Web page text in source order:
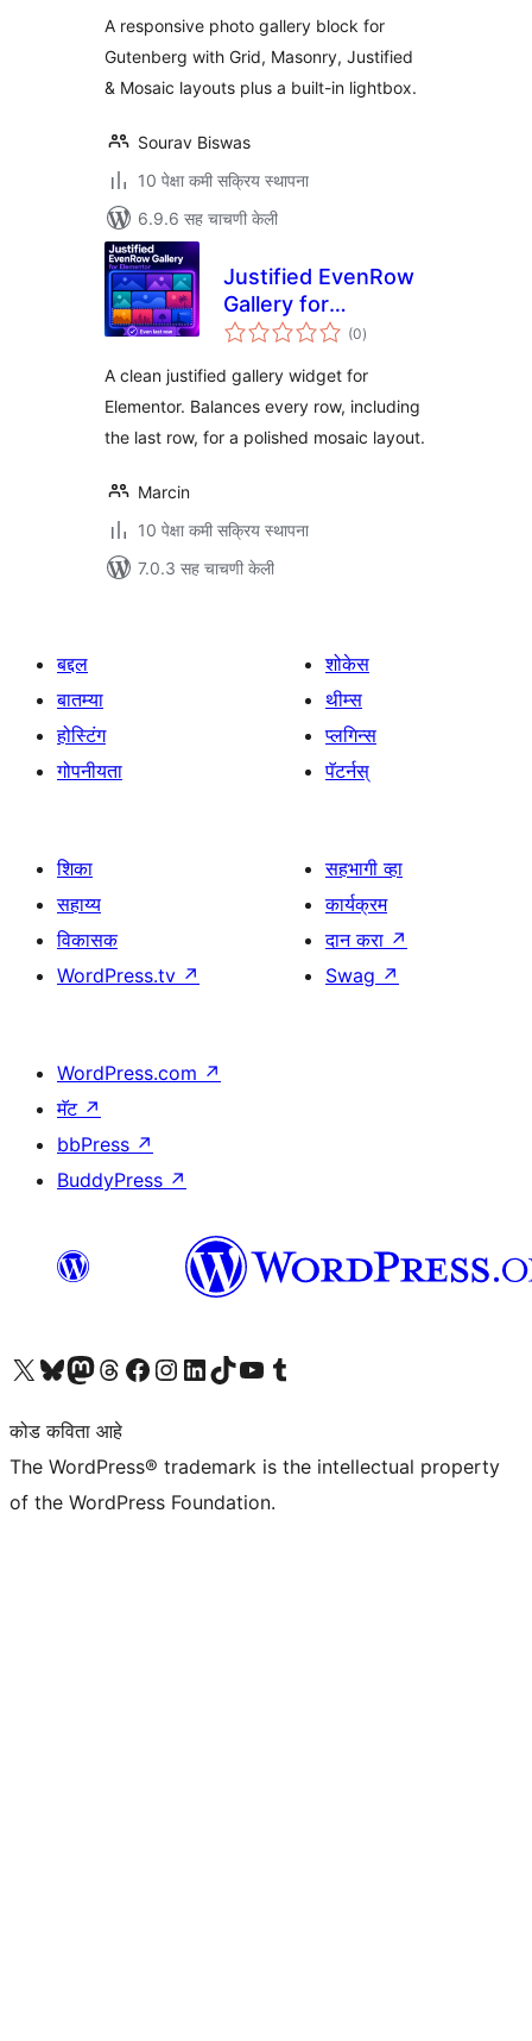
A responsive photo gallery block for
Gutenberg with Grid, Masonry, Justified
& Mosaic layouts plus a built-in lightbox.
Sourav Biswas
10 पेक्षा कमी सक्रिय स्थापना
6.9.6 सह चाचणी केली
Justified EvenRow
Gallery for
Elementor
(0एकूण
मूल्यांकन
)
A clean justified gallery widget for
Elementor. Balances every row, including
the last row, for a polished mosaic layout.
Marcin
10 पेक्षा कमी सक्रिय स्थापना
7.0.3 सह चाचणी केली
बद्दल
बातम्या
होस्टिंग
गोपनीयता
शोकेस
थीम्स
प्लगिन्स
पॅटर्नस्
शिका
सहाय्य
विकासक
WordPress.tv ↗
सहभागी व्हा
कार्यक्रम
दान करा ↗
Swag ↗
WordPress.com ↗
मॅट ↗
bbPress ↗
BuddyPress ↗
आमच्या X (एक्स) (पूर्वीचे ट्विटर) खात्याला भेट द्या आमच्या ब्लूस्की खात्याला भेट द्या.आमच्या Mastodon खात्याला भेट द्या.आमच्या थ्रेड्स खात्याला भेट द्या. आमच्या फेसबुक पेजला भेट द्या आमच्या इंस्टाग्राम खात्याला भेट द्या आमच्या लिंक्डइन खात्याला भेट द्या आमच्या टिकटॉक अकाउंटला भेट द्या.आमच्या यूट्यूब चॅनेलला भेट द्या आमच्या टंबलर खात्याला भेट द्या.
कोड कविता आहे
The WordPress® trademark is the intellectual property
of the WordPress Foundation.